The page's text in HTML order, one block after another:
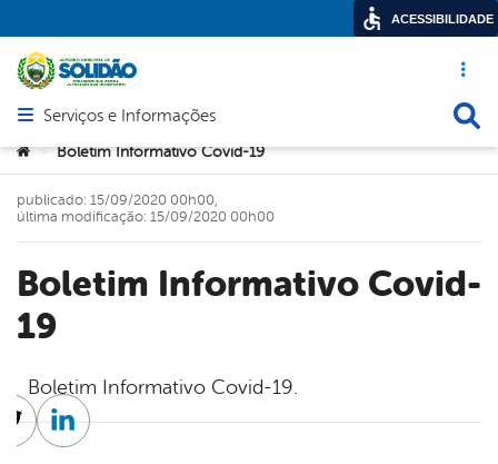
Acesso
Abrir menu principal de navegação
Serviços e Informações
Você está aqui:
> Boletim Informativo Covid-19
Boletim Informativo Covid-
19
publicado: 15/09/2020 00h00,
última modificação: 15/09/2020 00h00
Boletim Informativo Covid-19.
TwitterLinkedin
ACESSIBILIDADE